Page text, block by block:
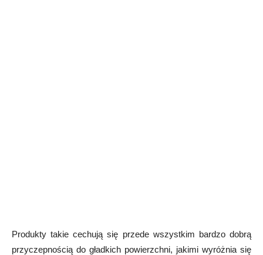
Produkty takie cechują się przede wszystkim bardzo dobrą
przyczepnością do gładkich powierzchni, jakimi wyróżnia się